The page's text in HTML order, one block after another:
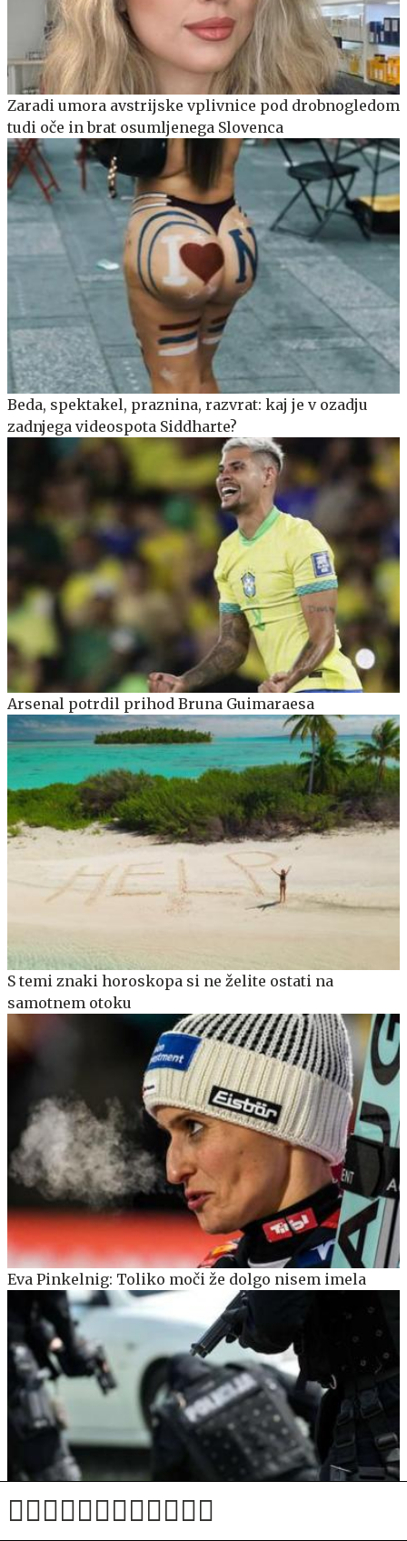
Zaradi umora avstrijske vplivnice pod drobnogledom
tudi oče in brat osumljenega Slovenca
Beda, spektakel, praznina, razvrat: kaj je v ozadju
zadnjega videospota Siddharte?
Arsenal potrdil prihod Bruna Guimaraesa
S temi znaki horoskopa si ne želite ostati na
samotnem otoku
Eva Pinkelnig: Toliko moči že dolgo nisem imela